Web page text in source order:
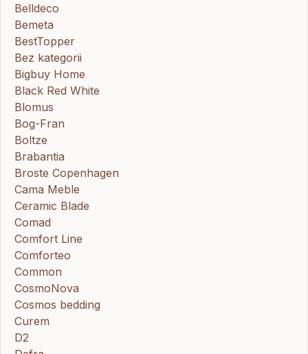
Belldeco
Bemeta
BestTopper
Bez kategorii
Bigbuy Home
Black Red White
Blomus
Bog-Fran
Boltze
Brabantia
Broste Copenhagen
Cama Meble
Ceramic Blade
Comad
Comfort Line
Comforteo
Common
CosmoNova
Cosmos bedding
Curem
D2